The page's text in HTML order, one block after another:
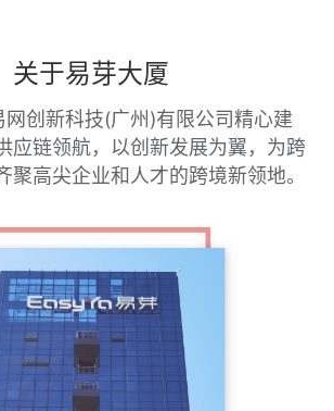
关于易芽大厦
网创新科技(广州)有限公司精心建
应链领航，以创新发展为翼，为跨
聚高尖企业和人才的跨境新领地。